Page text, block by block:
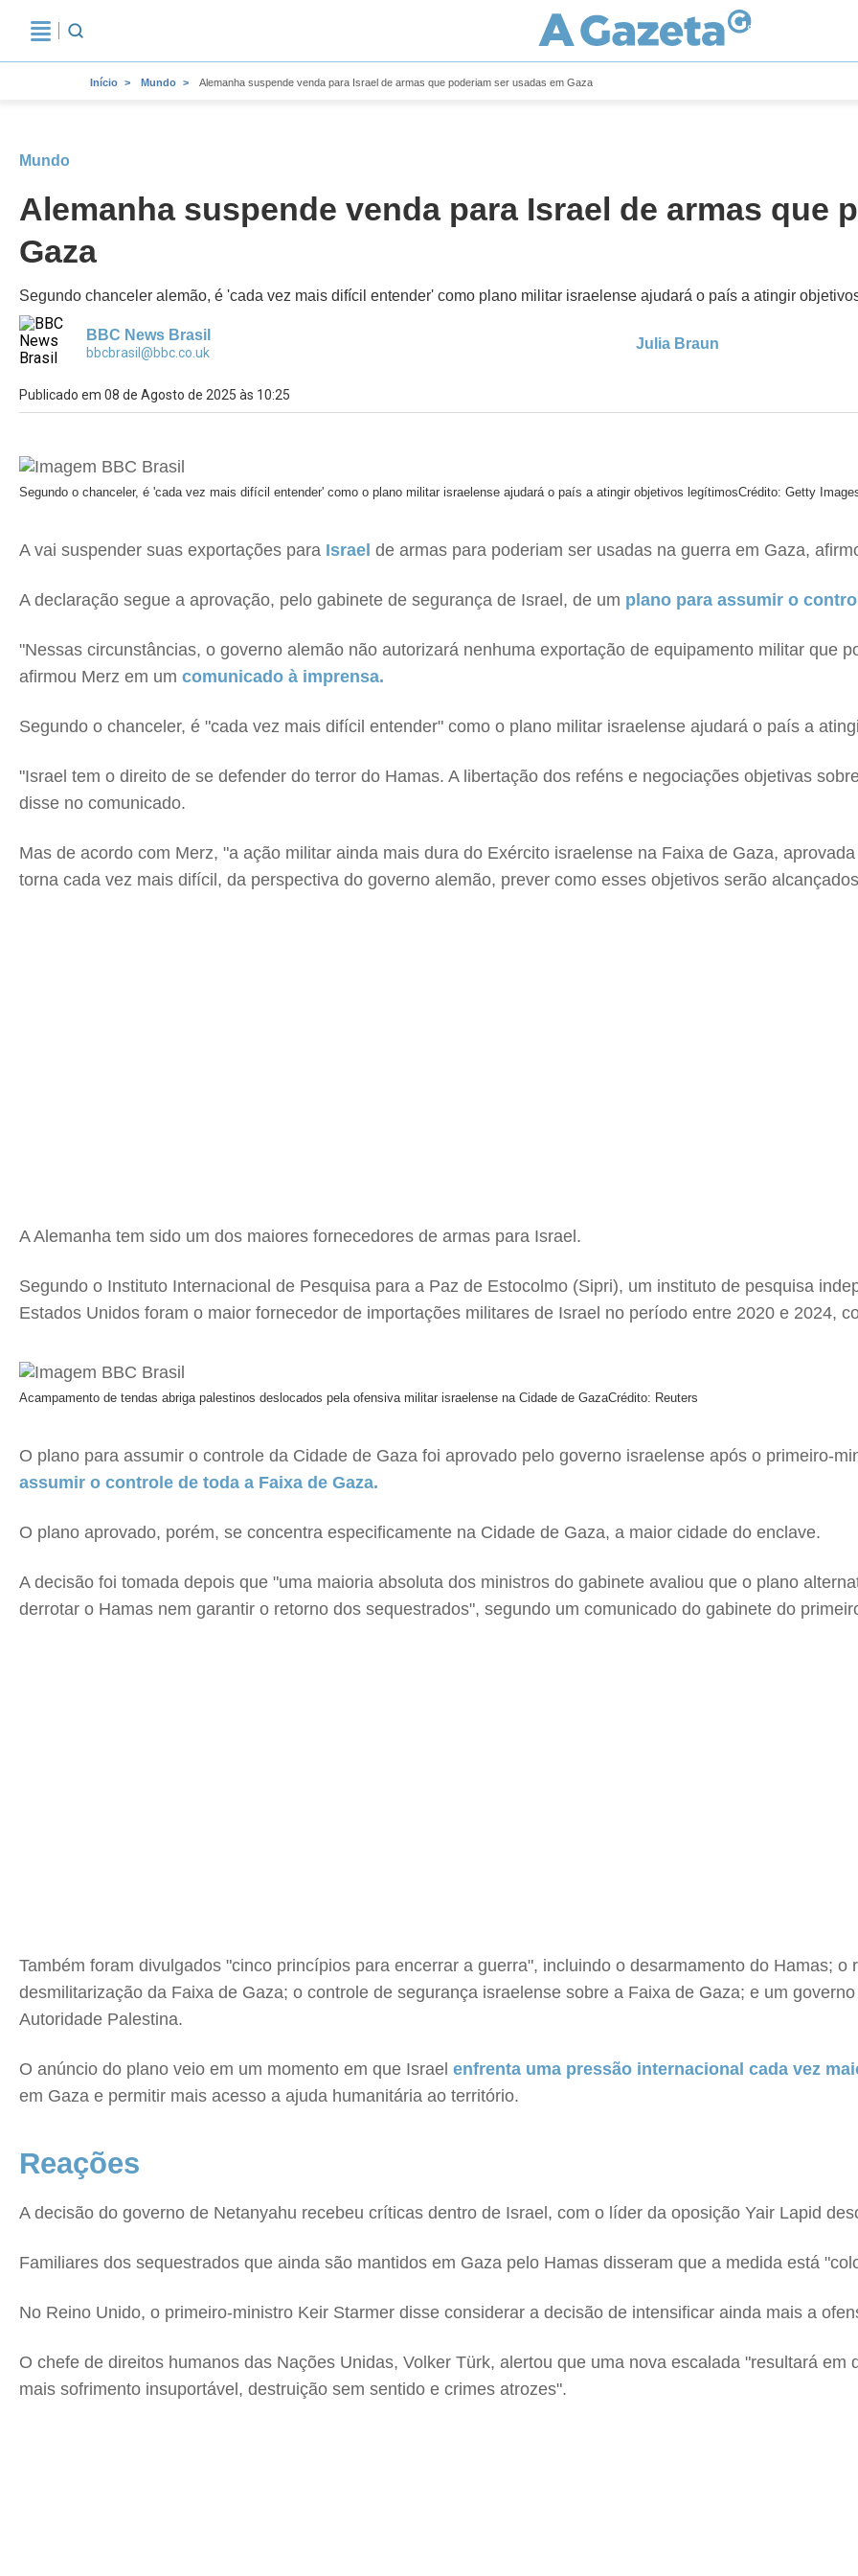
Início Mundo Alemanha suspende venda para Israel de armas que poderiam ser usadas em Gaza
Mundo
Alemanha suspende venda para Israel de armas que
Gaza
Segundo chanceler alemão, é 'cada vez mais difícil entender' como plano militar israelense ajudará o país a atingir
BBC News Brasil
bbcbrasil@bbc.co.uk
Julia Braun
Publicado em 08 de Agosto de 2025 às 10:25
Segundo o chanceler, é 'cada vez mais difícil entender' como o plano militar israelense ajudará o país a atingir objetivos legítimosCrédito: Getty
A vai suspender suas exportações para Israel de armas para poderiam ser usadas na guerra em Gaza,
A declaração segue a aprovação, pelo gabinete de segurança de Israel, de um plano para assumir o
"Nessas circunstâncias, o governo alemão não autorizará nenhuma exportação de equipamento militar que
afirmou Merz em um comunicado à imprensa.
Segundo o chanceler, é "cada vez mais difícil entender" como o plano militar israelense ajudará o país a
"Israel tem o direito de se defender do terror do Hamas. A libertação dos reféns e negociações objetivas
disse no comunicado.
Mas de acordo com Merz, "a ação militar ainda mais dura do Exército israelense na Faixa de Gaza,
torna cada vez mais difícil, da perspectiva do governo alemão, prever como esses objetivos serão
A Alemanha tem sido um dos maiores fornecedores de armas para Israel.
Segundo o Instituto Internacional de Pesquisa para a Paz de Estocolmo (Sipri), um instituto de pesquisa
Estados Unidos foram o maior fornecedor de importações militares de Israel no período entre 2020 e 2024,
Acampamento de tendas abriga palestinos deslocados pela ofensiva militar israelense na Cidade de GazaCrédito: Reuters
O plano para assumir o controle da Cidade de Gaza foi aprovado pelo governo israelense após o primeiro-
assumir o controle de toda a Faixa de Gaza.
O plano aprovado, porém, se concentra especificamente na Cidade de Gaza, a maior cidade do enclave.
A decisão foi tomada depois que "uma maioria absoluta dos ministros do gabinete avaliou que o plano
derrotar o Hamas nem garantir o retorno dos sequestrados", segundo um comunicado do gabinete do
Também foram divulgados "cinco princípios para encerrar a guerra", incluindo o desarmamento do Hamas;
desmilitarização da Faixa de Gaza; o controle de segurança israelense sobre a Faixa de Gaza; e um
Autoridade Palestina.
O anúncio do plano veio em um momento em que Israel enfrenta uma pressão internacional cada vez
em Gaza e permitir mais acesso a ajuda humanitária ao território.
Reações
A decisão do governo de Netanyahu recebeu críticas dentro de Israel, com o líder da oposição Yair Lapid
Familiares dos sequestrados que ainda são mantidos em Gaza pelo Hamas disseram que a medida está
No Reino Unido, o primeiro-ministro Keir Starmer disse considerar a decisão de intensificar ainda mais a
O chefe de direitos humanos das Nações Unidas, Volker Türk, alertou que uma nova escalada "resultará
mais sofrimento insuportável, destruição sem sentido e crimes atrozes".